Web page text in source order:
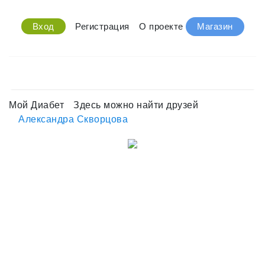
Вход Регистрация О проекте Магазин
Мой Диабет
Здесь можно найти друзей
Александра Скворцова